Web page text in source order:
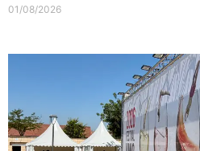
01/08/2026